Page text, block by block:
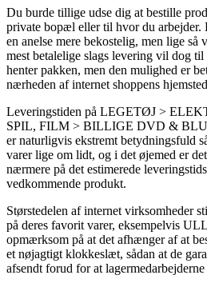
Du burde tillige udse dig at bestille
private bopæl eller til hvor du arbejder.
en anelse mere bekostelig, men lige så
mest betalelige slags levering vil dog
henter pakken, men den mulighed er
nærheden af internet shoppens
Leveringstiden på LEGETØJ >
SPIL, FILM > BILLIGE DVD &
er naturligvis ekstremt betydningsfuld
varer lige om lidt, og i det øjemed er
nærmere på det estimerede
vedkommende produkt.
Størstedelen af internet virksomheder
på deres favorit varer, eksempelvis
opmærksom på at det afhænger af at
et nøjagtigt klokkeslæt, sådan at de
afsendt forud for at